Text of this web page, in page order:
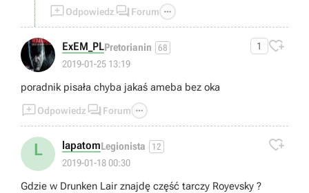
Odpowiedz  Forum 
ExEM_PLPretorianin 68
2019-01-25 13:19
1 
poradnik pisała chyba jakaś ameba bez oka
Odpowiedz  Forum 
L lapatomLegionista 12
2019-01-18 00:30

Gdzie w Drunken Lair znajdę część tarczy Royevsky ?